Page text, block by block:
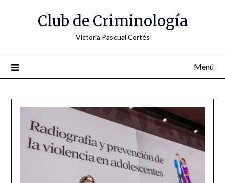
Club de Criminología
Victoria Pascual Cortés
Menú